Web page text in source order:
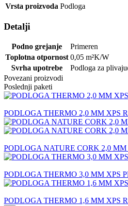
Vrsta proizvoda Podloga
Detalji
Podno grejanje
Primeren
Toplotna otpornost 0,05 m²K/W
Svrha upotrebe
Podloga za
Povezani proizvodi
Poslednji paketi
PODLOGA THERMO 2,0 MM XPS
PODLOGA NATURE CORK 2,0
PODLOGA THERMO 3,0 MM XPS
PODLOGA THERMO 1,6 MM XPS